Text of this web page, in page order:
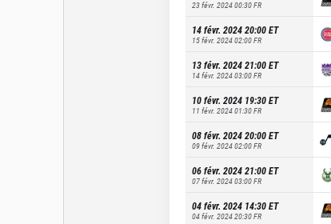
23 févr. 2024 00:30FR
14 févr. 2024 20:00ET
15 févr. 2024 02:00FR
13 févr. 2024 21:00ET
14 févr. 2024 03:00FR
10 févr. 2024 19:30ET
11 févr. 2024 01:30FR
08 févr. 2024 20:00ET
09 févr. 2024 02:00FR
06 févr. 2024 21:00ET
07 févr. 2024 03:00FR
04 févr. 2024 14:30ET
04 févr. 2024 20:30FR